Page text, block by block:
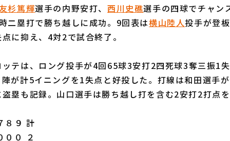
杉篤輝選手の内野安打、西川史礁選手の四球でチャン
二塁打で勝ち越しに成功。9回表は横山陸人投手が登
に抑え、4対2で試合終了。
テは、ロング投手が4回65球3安打2四死球3奪三振1
が計5イニングを1失点と好投した。打線は和田選手
塁も記録。山口選手は勝ち越し打を含む2安打2打点
９ 計
００ ２